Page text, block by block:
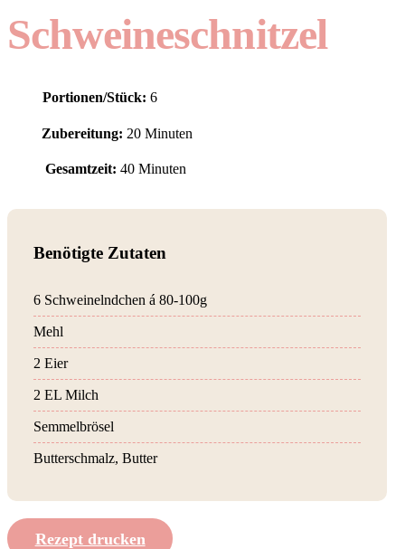
Schweineschnitzel
Portionen/Stück:6
Zubereitung: 20 Minuten
Gesamtzeit:40 Minuten
Benötigte Zutaten
6 Schweinelndchen á 80-100g
Mehl
2 Eier
2 EL Milch
Semmelbrösel
Butterschmalz, Butter
Rezept drucken